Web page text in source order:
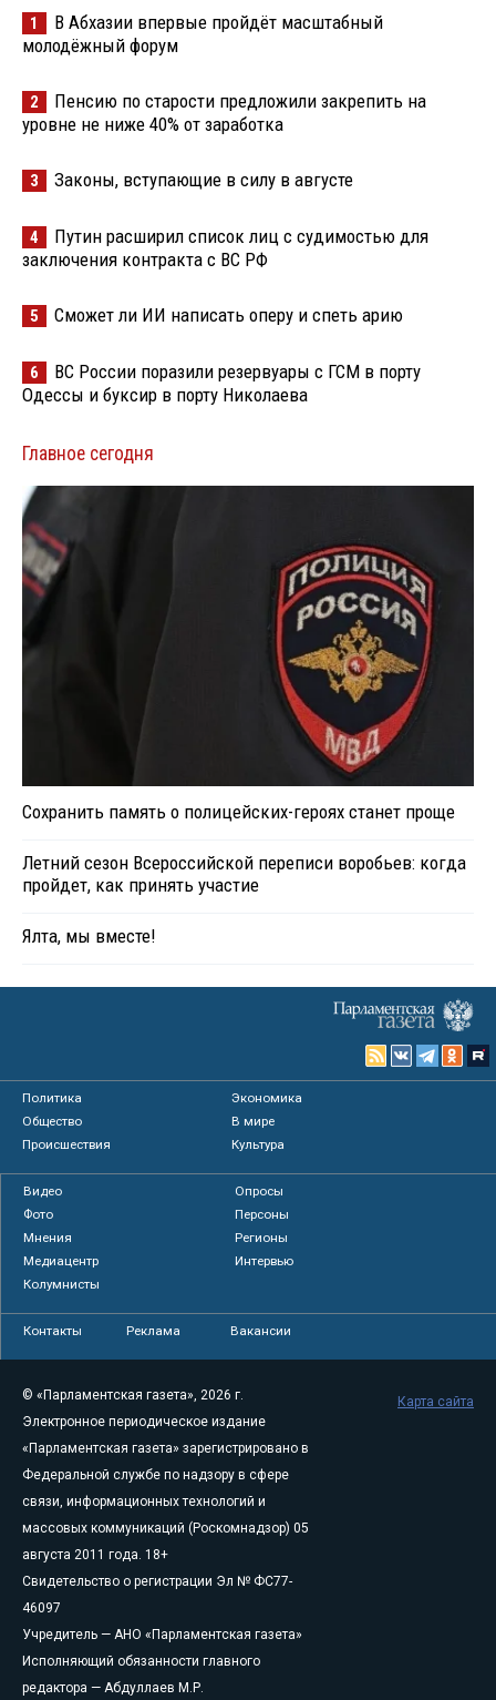
1
В Абхазии впервые пройдёт масштабный
молодёжный форум
2
Пенсию по старости предложили закрепить на
уровне не ниже 40% от заработка
3 Законы, вступающие в силу в августе
4
Путин расширил список лиц с судимостью для
заключения контракта с ВС РФ
5 Сможет ли ИИ написать оперу и спеть арию
6
ВС России поразили резервуары с ГСМ в порту
Одессы и буксир в порту Николаева
Главное сегодня
Сохранить память о полицейских-героях станет проще
Летний сезон Всероссийской переписи воробьев: когда
пройдет, как принять участие
Ялта, мы вместе!
Политика
Экономика
Общество
В мире
Происшествия
Культура
Видео
Опросы
Фото
Персоны
Мнения
Регионы
Медиацентр
Интервью
Колумнисты
Контакты Реклама Вакансии
© «Парламентская газета», 2026 г.
Электронное периодическое издание
«Парламентская газета» зарегистрировано в
Федеральной службе по надзору в сфере
связи, информационных технологий и
массовых коммуникаций (Роскомнадзор) 05
августа 2011 года. 18+
Свидетельство о регистрации Эл № ФС77-
46097
Учредитель — АНО «Парламентская газета»
Исполняющий обязанности главного
редактора — Абдуллаев М.Р.
Карта сайта